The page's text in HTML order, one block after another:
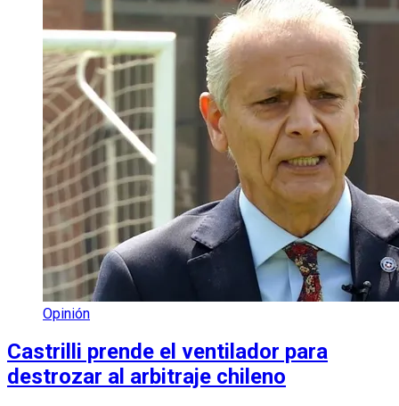
Opinión
Castrilli prende el ventilador para
destrozar al arbitraje chileno